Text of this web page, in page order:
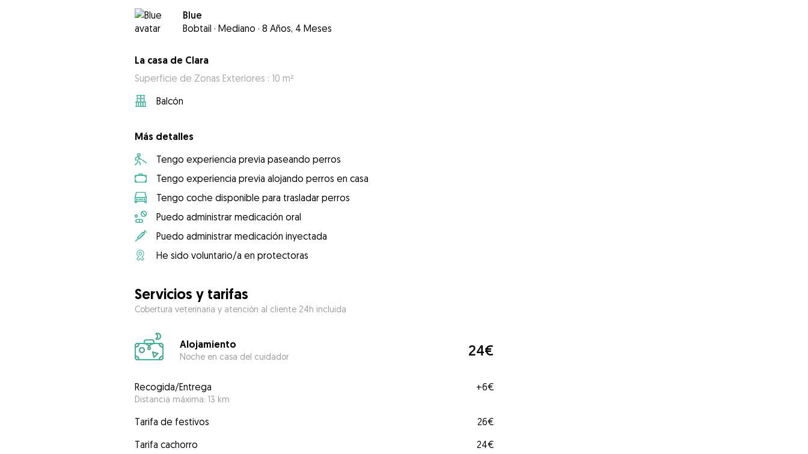
Blue
Bobtail · Mediano · 8 Años, 4 Meses
La casa de Clara
Superficie de Zonas Exteriores : 10 m²
Balcón
Más detalles
Tengo experiencia previa paseando perros
Tengo experiencia previa alojando perros en casa
Tengo coche disponible para trasladar perros
Puedo administrar medicación oral
Puedo administrar medicación inyectada
He sido voluntario/a en protectoras
Servicios y tarifas
Cobertura veterinaria y atención al cliente 24h incluida
Alojamiento
Noche en casa del cuidador 24€
Recogida/Entrega
Distancia máxima: 13 km
+6€
Tarifa de festivos
26€
Tarifa cachorro
24€